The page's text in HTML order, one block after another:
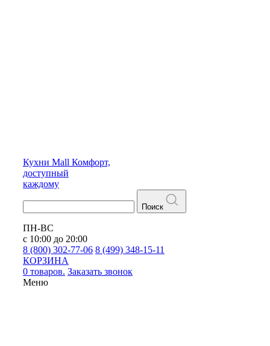
Кухни Mall Комфорт,
доступный
каждому
Поиск
ПН-ВС
с 10:00 до 20:00
8 (800) 302-77-06 8 (499) 348-15-11
КОРЗИНА
0 товаров. Заказать звонок
Меню